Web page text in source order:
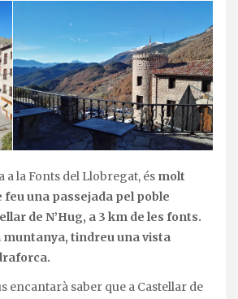
a la Fonts del Llobregat, és molt
una passejada pel poble
de N’Hug, a 3 km de les fonts.
muntanya, tindreu una vista
encantarà saber que a Castellar de